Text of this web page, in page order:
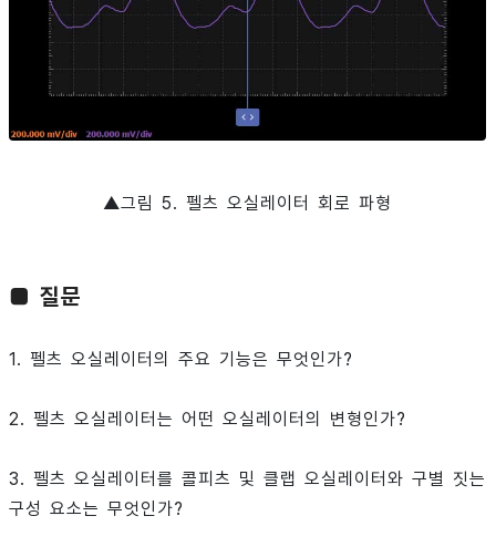
▲그림 5. 펠츠 오실레이터 회로 파형
■ 질문
1. 펠츠 오실레이터의 주요 기능은 무엇인가?
2. 펠츠 오실레이터는 어떤 오실레이터의 변형인가?
3. 펠츠 오실레이터를 콜피츠 및 클랩 오실레이터와 구별 짓는
구성 요소는 무엇인가?